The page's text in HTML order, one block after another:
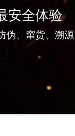
安全体验
伪、窜货、溯